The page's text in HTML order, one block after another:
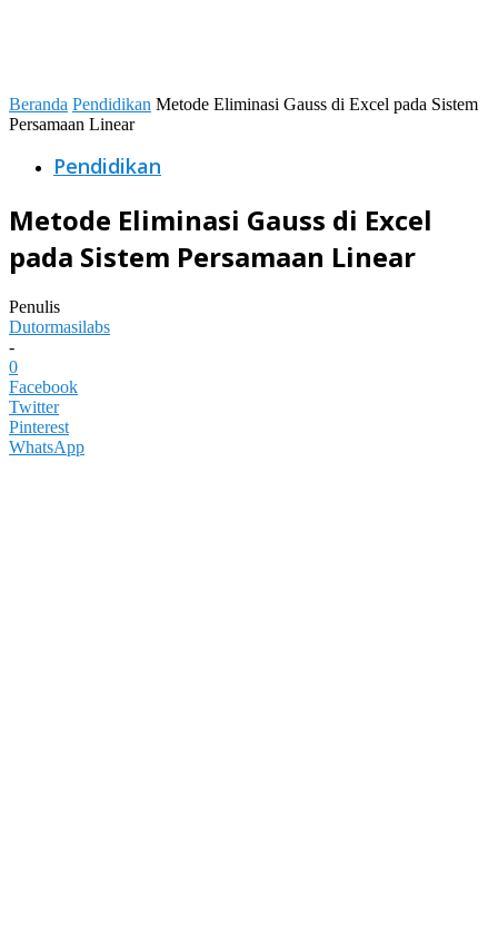
Beranda Pendidikan Metode Eliminasi Gauss di Excel pada Sistem
Persamaan Linear
Pendidikan
Metode Eliminasi Gauss di Excel
pada Sistem Persamaan Linear
Penulis
Dutormasilabs
-
0
Facebook
Twitter
Pinterest
WhatsApp